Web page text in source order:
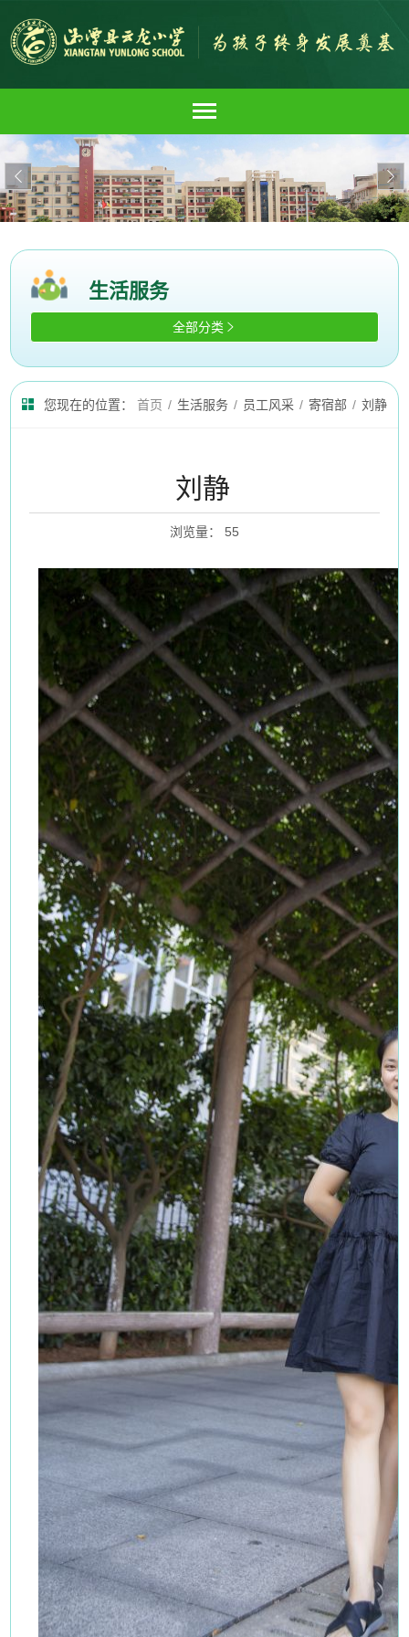
 
生活服务
全部分类 
您现在的位置： 首页 / 生活服务 / 员工风采 / 寄宿部 / 刘静
刘静
浏览量： 55